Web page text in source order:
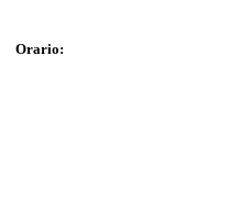
Orario: